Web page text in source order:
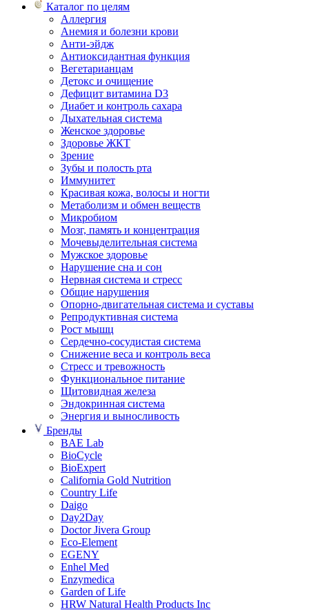
Каталог по целям
Аллергия
Анемия и болезни крови
Анти-эйдж
Антиоксидантная функция
Вегетарианцам
Детокс и очищение
Дефицит витамина D3
Диабет и контроль сахара
Дыхательная система
Женское здоровье
Здоровье ЖКТ
Зрение
Зубы и полость рта
Иммунитет
Красивая кожа, волосы и ногти
Метаболизм и обмен веществ
Микробиом
Мозг, память и концентрация
Мочевыделительная система
Мужское здоровье
Нарушение сна и сон
Нервная система и стресс
Общие нарушения
Опорно-двигательная система и суставы
Репродуктивная система
Рост мышц
Сердечно-сосудистая система
Снижение веса и контроль веса
Стресс и тревожность
Функциональное питание
Щитовидная железа
Эндокринная система
Энергия и выносливость
Бренды
BAE Lab
BioCycle
BioExpert
California Gold Nutrition
Country Life
Daigo
Day2Day
Doctor Jivera Group
Eco-Element
EGENY
Enhel Med
Enzymedica
Garden of Life
HRW Natural Health Products Inc